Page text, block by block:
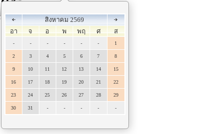
สิงหาคม 2569
อา
จ อ พ พฤ ศ ส
- - - - - - 1
2 3 4 5 6 7 8
9 10 11 12 13 14 15
16 17 18 19 20 21 22
23 24 25 26 27 28 29
30 31 - - - - -